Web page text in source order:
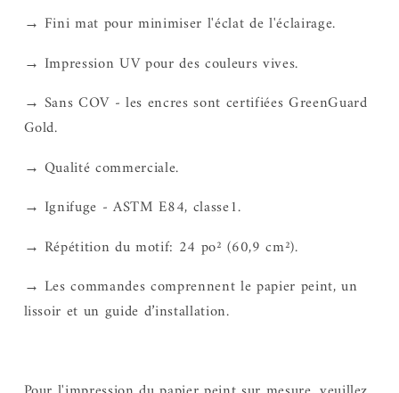
→ Fini mat pour minimiser l'éclat de l'éclairage.
→ Impression UV pour des couleurs vives.
→ Sans COV - les encres sont certifiées GreenGuard
Gold.
→ Qualité commerciale.
→ Ignifuge - ASTM E84, classe1.
→ Répétition du motif: 24 po² (60,9 cm²).
→ Les commandes comprennent le papier peint, un
lissoir et un guide d’installation.